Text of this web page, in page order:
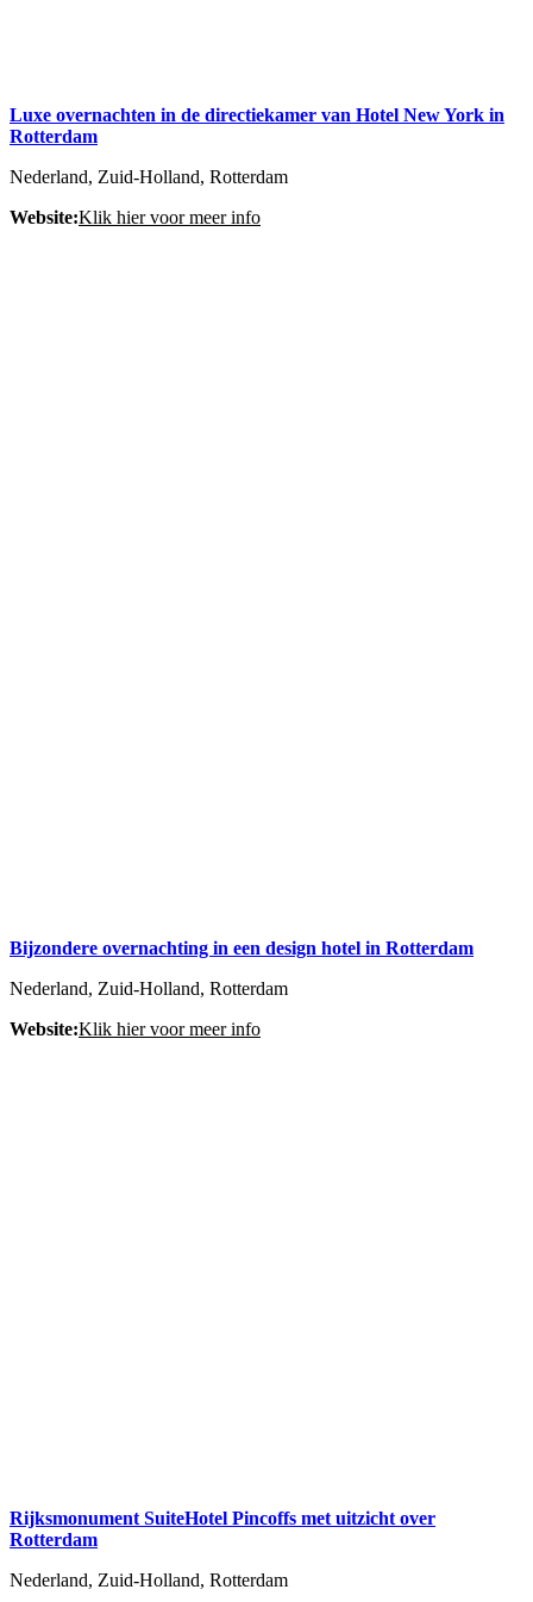
Luxe overnachten in de directiekamer van Hotel New York in
Rotterdam
Nederland, Zuid-Holland, Rotterdam
Website:Klik hier voor meer info
Bijzondere overnachting in een design hotel in Rotterdam
Nederland, Zuid-Holland, Rotterdam
Website:Klik hier voor meer info
Rijksmonument SuiteHotel Pincoffs met uitzicht over
Rotterdam
Nederland, Zuid-Holland, Rotterdam